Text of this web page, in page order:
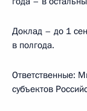
Доклад – до 1
в полгода.
Ответственные:
субъектов